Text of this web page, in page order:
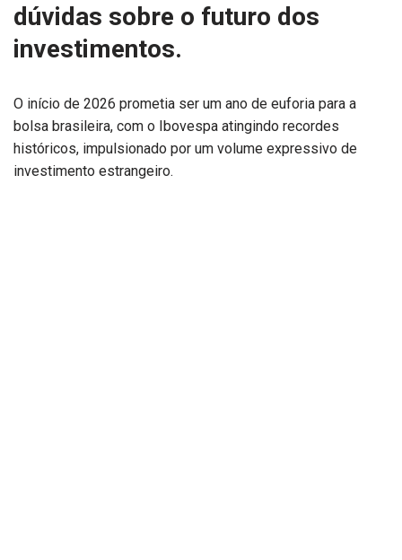
dúvidas sobre o futuro dos
investimentos.
O início de 2026 prometia ser um ano de euforia para a
bolsa brasileira, com o Ibovespa atingindo recordes
históricos, impulsionado por um volume expressivo de
investimento estrangeiro.